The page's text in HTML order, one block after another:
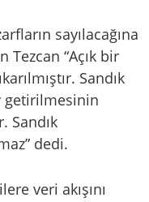
sayılacağına
Tezcan “Açık bir
Sandık
getirilmesinin
Sandık
dedi.
veri akışını